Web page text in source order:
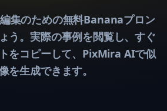
集のための無料Bananaプロン
う。実際の事例を閲覧し、すぐ
をコピーして、PixMira AIで似
を生成できます。